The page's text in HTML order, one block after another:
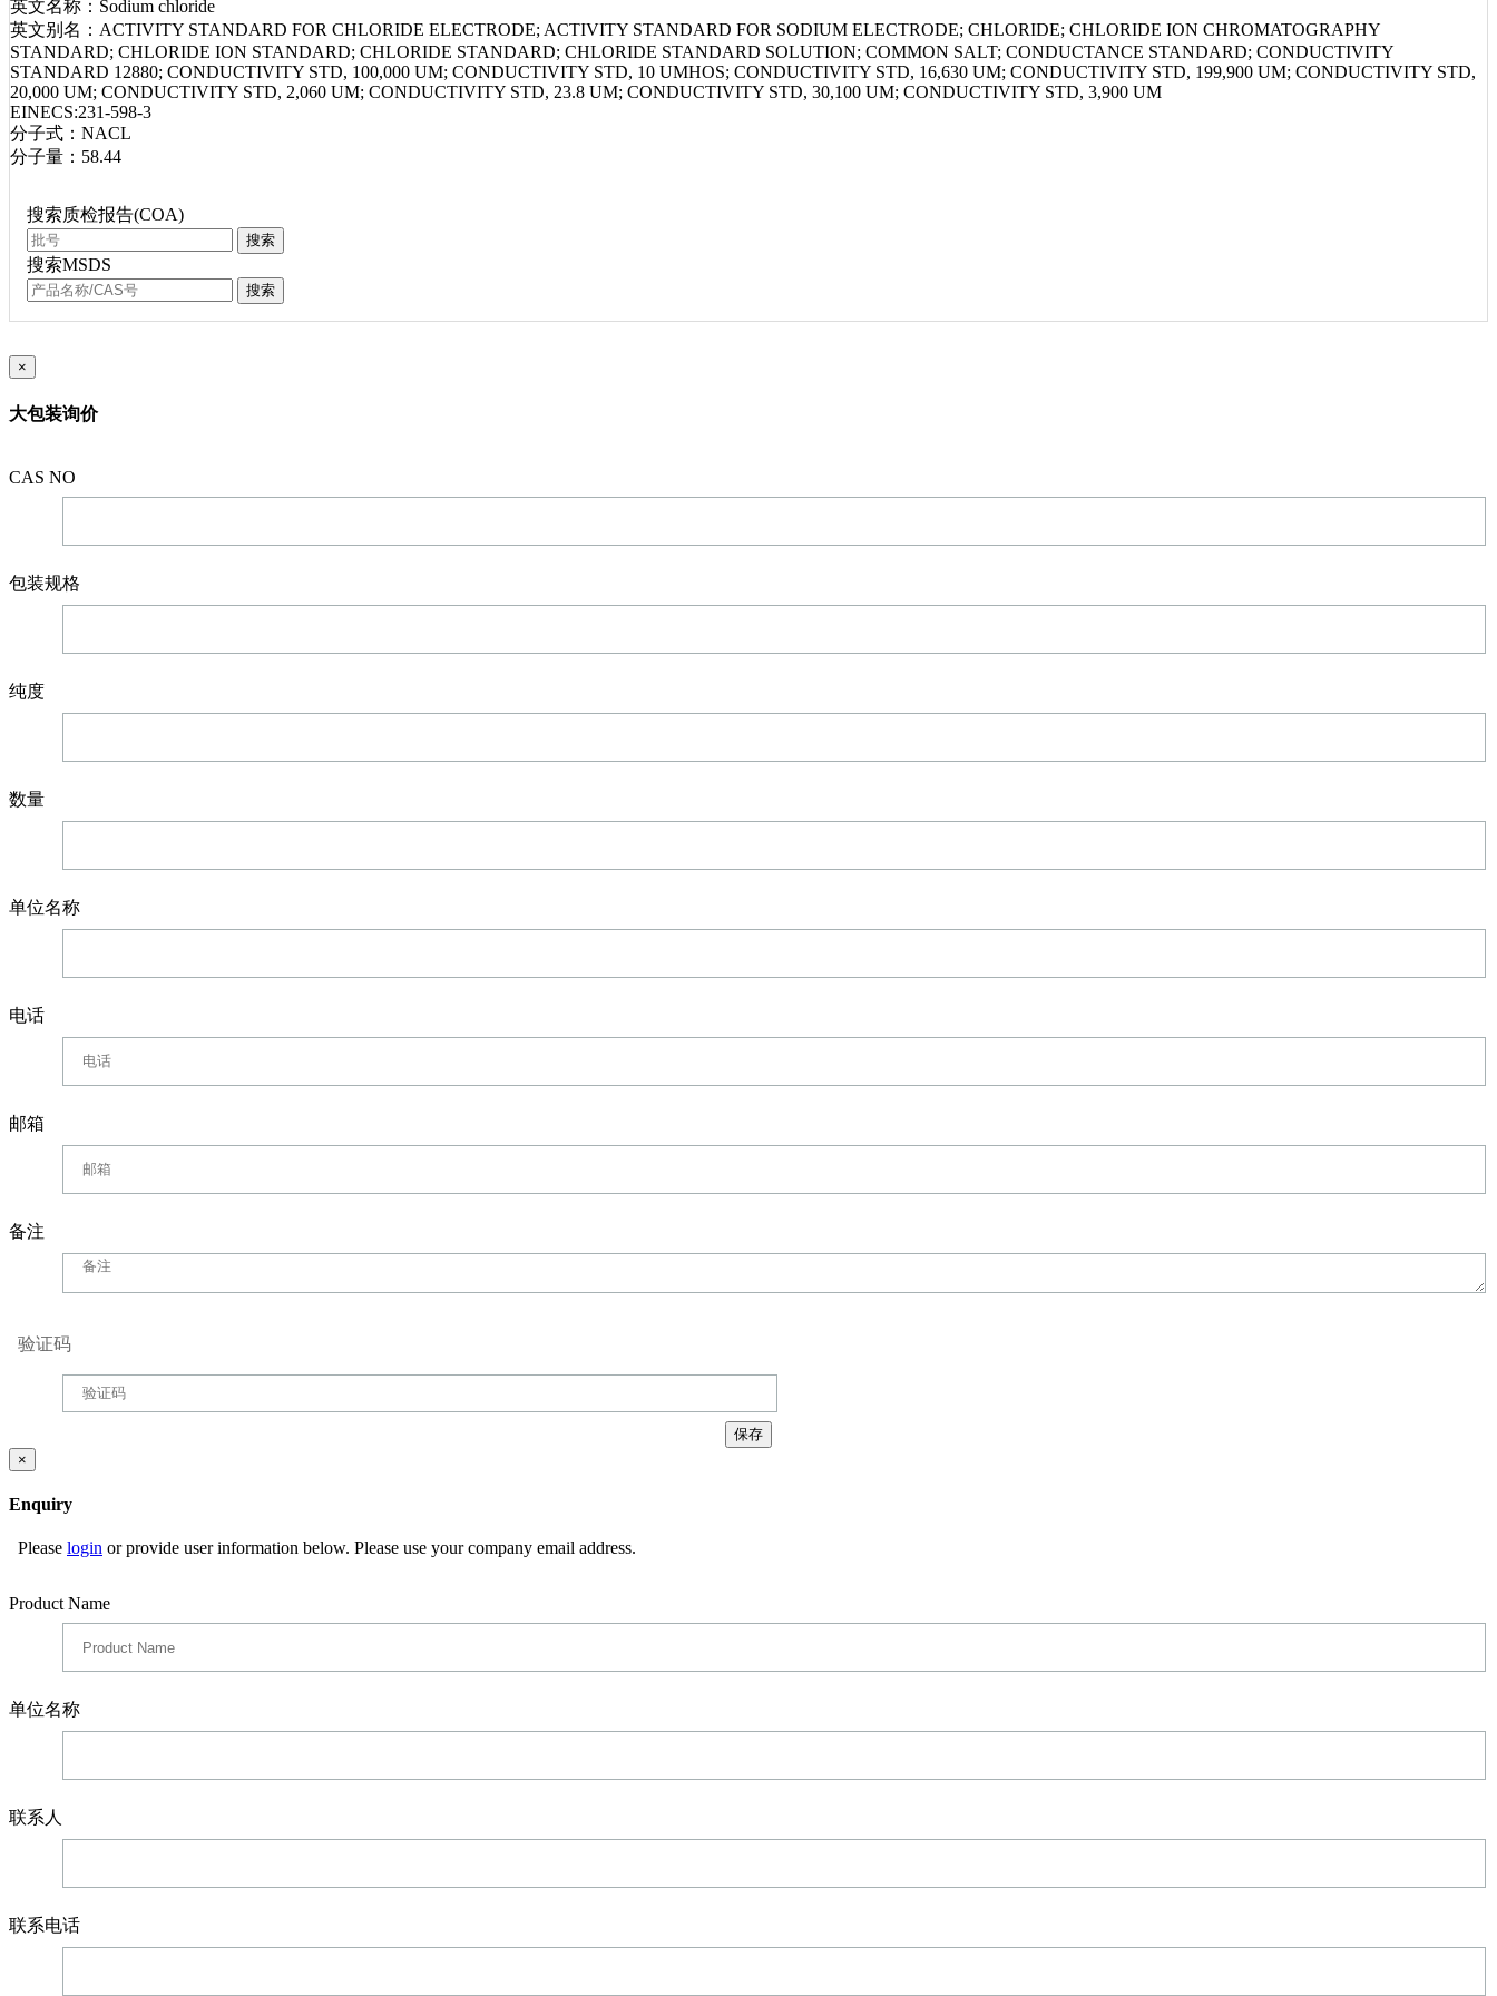
英文名称：Sodium chloride
英文别名：ACTIVITY STANDARD FOR CHLORIDE ELECTRODE; ACTIVITY STANDARD FOR SODIUM ELECTRODE; CHLORIDE; CHLORIDE ION CHROMATOGRAPHY
STANDARD; CHLORIDE ION STANDARD; CHLORIDE STANDARD; CHLORIDE STANDARD SOLUTION; COMMON SALT; CONDUCTANCE STANDARD; CONDUCTIVITY
STANDARD 12880; CONDUCTIVITY STD, 100,000 UM; CONDUCTIVITY STD, 10 UMHOS; CONDUCTIVITY STD, 16,630 UM; CONDUCTIVITY STD, 199,900 UM; CONDUCTIVITY STD,
20,000 UM; CONDUCTIVITY STD, 2,060 UM; CONDUCTIVITY STD, 23.8 UM; CONDUCTIVITY STD, 30,100 UM; CONDUCTIVITY STD, 3,900 UM
EINECS:231-598-3
分子式：NACL
分子量：58.44
搜索质检报告(COA)
搜索
搜索MSDS
搜索
×
大包装询价
CAS NO
包装规格
纯度
数量
单位名称
电话
邮箱
备注
验证码
×
Enquiry
Please login or provide user information below. Please use your company email address.
Product Name
单位名称
联系人
联系电话